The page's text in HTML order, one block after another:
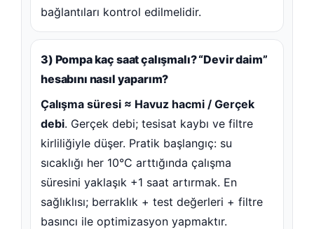
bağlantıları kontrol edilmelidir.
3) Pompa kaç saat çalışmalı? “Devir daim”
hesabını nasıl yaparım?
Çalışma süresi ≈ Havuz hacmi / Gerçek
debi. Gerçek debi; tesisat kaybı ve filtre
kirliliğiyle düşer. Pratik başlangıç: su
sıcaklığı her 10°C arttığında çalışma
süresini yaklaşık +1 saat artırmak. En
sağlıklısı; berraklık + test değerleri + filtre
basıncı ile optimizasyon yapmaktır.